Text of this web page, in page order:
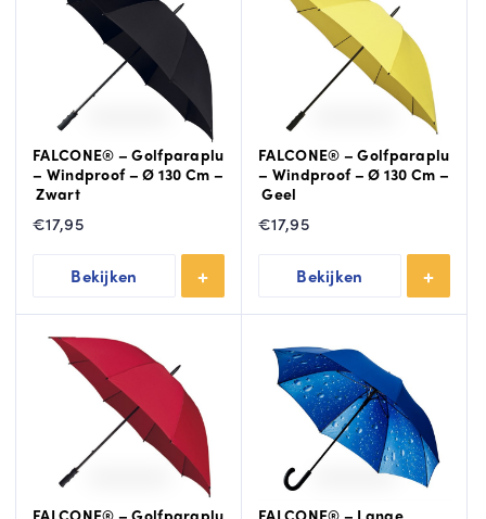
FALCONE® – Golfparaplu
– Windproof – Ø 130 Cm –
Zwart
€17,95
Bekijken
FALCONE® – Golfparaplu
– Windproof – Ø 130 Cm –
Geel
€17,95
Bekijken
FALCONE® – Golfparaplu
FALCONE® – Lange